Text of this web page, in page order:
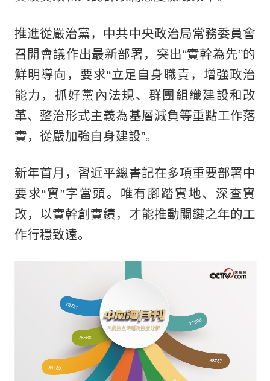
推進從嚴治黨，中共中央政治局常務委員會
召開會議作出最新部署，突出“實幹為先”的
鮮明導向，要求“立足自身職責，增強政治
能力，抓好黨內法規、群團組織建設和改
革、整治形式主義為基層減負等重點工作落
實，從嚴加強自身建設”。
新年首月，習近平總書記在多項重要部署中
要求“實”字當頭。唯有腳踏實地、深查實
改，以實幹創實績，才能推動關鍵之年的工
作行穩致遠。